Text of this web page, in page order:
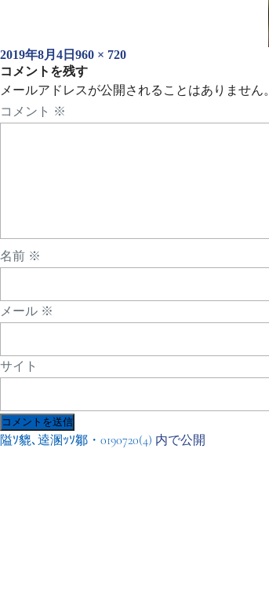
投
稿
日:
2019年8月4日 フ
ル
サ
ズ
960 × 720
コメントを残す
メールアドレスが公開されることはありません。
コメント ※
名前 ※
メール ※
サイト
投
隘ｿ貔､逵溷ｯｿ鄒・0190720(4) 内で公開